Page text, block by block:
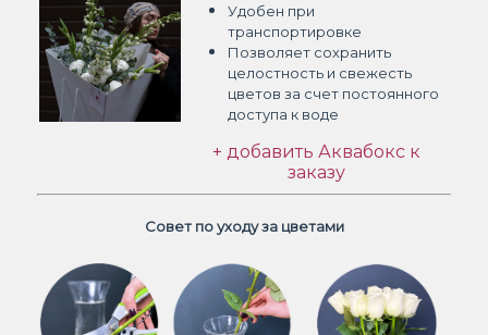
Удобен при
транспортировке
Позволяет сохранить
целостность и свежесть
цветов за счет постоянного
доступа к воде
+ добавить Аквабокс к
заказу
Совет по уходу за цветами